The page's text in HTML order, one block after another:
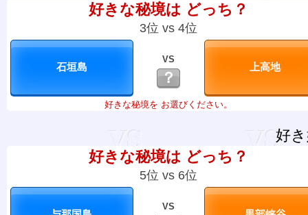
好きな秘境は どっち？
3位 vs 4位
VS
？
好きな秘境を お選びください。
好
好きな秘境は どっち？
5位 vs 6位
VS